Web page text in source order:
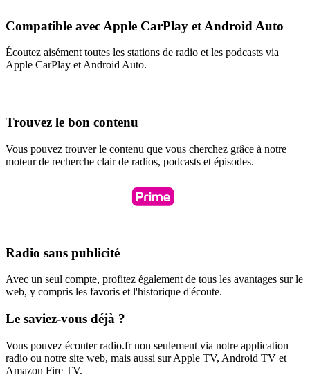
Compatible avec Apple CarPlay et Android Auto
Écoutez aisément toutes les stations de radio et les podcasts via
Apple CarPlay et Android Auto.
Trouvez le bon contenu
Vous pouvez trouver le contenu que vous cherchez grâce à notre
moteur de recherche clair de radios, podcasts et épisodes.
Radio sans publicité
Avec un seul compte, profitez également de tous les avantages sur le
web, y compris les favoris et l'historique d'écoute.
Le saviez-vous déjà ?
Vous pouvez écouter radio.fr non seulement via notre application
radio ou notre site web, mais aussi sur Apple TV, Android TV et
Amazon Fire TV.